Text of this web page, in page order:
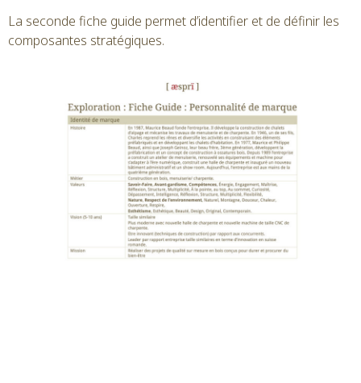
La seconde fiche guide permet d’identifier et de définir les
composantes stratégiques.